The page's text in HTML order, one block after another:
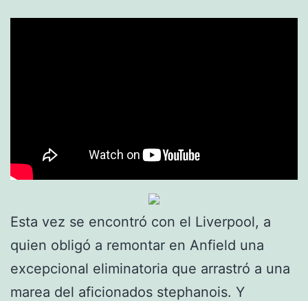
Esta vez se encontró con el Liverpool, a
quien obligó a remontar en Anfield una
excepcional eliminatoria que arrastró a una
marea del aficionados stephanois. Y